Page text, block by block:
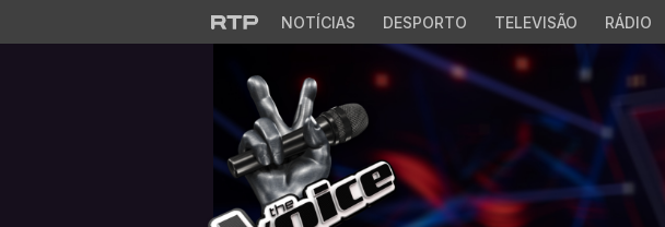
Saltar para o conteúdo principal
NOTÍCIAS DESPORTO TELEVISÃO RÁDIO